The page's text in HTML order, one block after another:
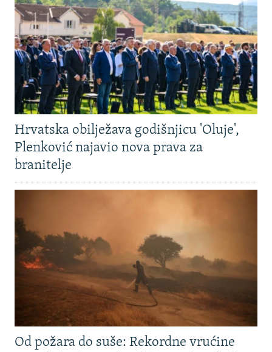
Hrvatska obilježava godišnjicu 'Oluje',
Plenković najavio nova prava za
branitelje
Od požara do suše: Rekordne vrućine